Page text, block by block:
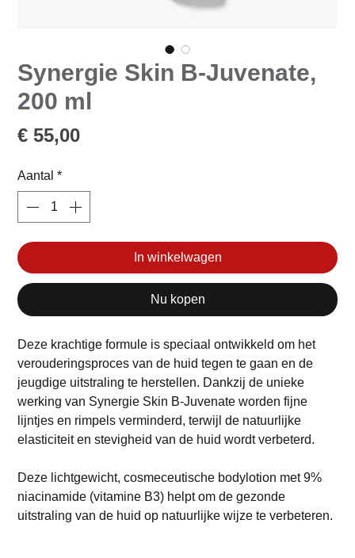
Synergie Skin B-Juvenate,
200 ml
€ 55,00Prijs
Aantal *
In winkelwagen
Nu kopen
Deze krachtige formule is speciaal ontwikkeld om het
verouderingsproces van de huid tegen te gaan en de
jeugdige uitstraling te herstellen. Dankzij de unieke
werking van Synergie Skin B-Juvenate worden fijne
lijntjes en rimpels verminderd, terwijl de natuurlijke
elasticiteit en stevigheid van de huid wordt verbeterd.
Deze lichtgewicht, cosmeceutische bodylotion met 9%
niacinamide (vitamine B3) helpt om de gezonde
uitstraling van de huid op natuurlijke wijze te verbeteren.